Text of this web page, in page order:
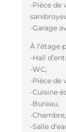
-Pièce de
-Garage
À l’étage
-Hall
-WC,
-Pièce de
-Cuisine
-Bureau,
-Chambre,
-Salle